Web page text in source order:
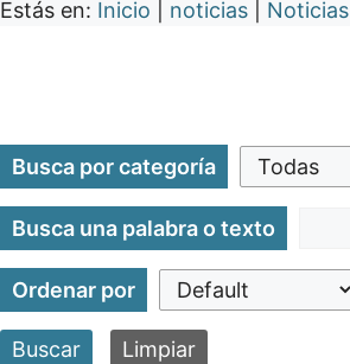
Estás en: Inicio noticias Noticias
Busca por categoría
Busca una palabra o texto
Ordenar por
Buscar Limpiar